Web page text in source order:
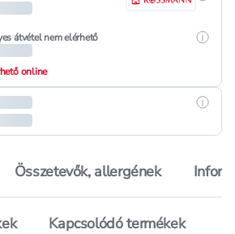
átvétel nem elérhető
online
Összetevők, allergének
Kapcsolódó termékek